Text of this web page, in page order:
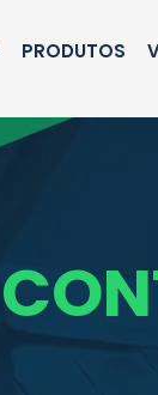
PRODUTOS